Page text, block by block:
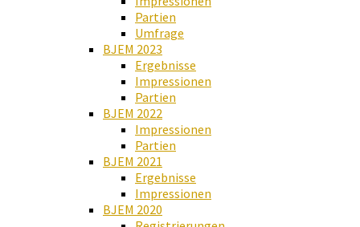
Partien
Umfrage
BJEM 2023
Ergebnisse
Impressionen
Partien
BJEM 2022
Impressionen
Partien
BJEM 2021
Ergebnisse
Impressionen
BJEM 2020